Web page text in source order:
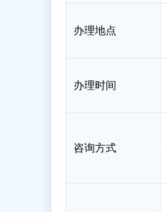
办理地点
办理时间
咨询方式